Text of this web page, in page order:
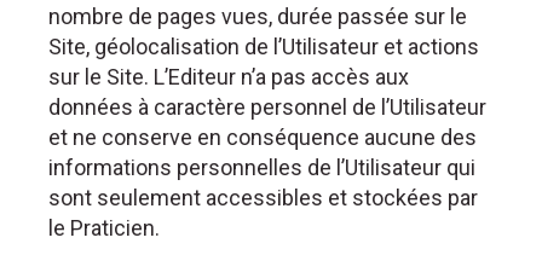
nombre de pages vues, durée passée sur le
Site, géolocalisation de l’Utilisateur et actions
sur le Site. L’Editeur n’a pas accès aux
données à caractère personnel de l’Utilisateur
et ne conserve en conséquence aucune des
informations personnelles de l’Utilisateur qui
sont seulement accessibles et stockées par
le Praticien.